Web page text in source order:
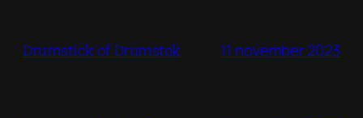
Drumstick of Drumstok 11 november 2023